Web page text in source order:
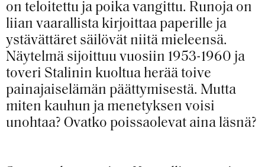
on teloitettu ja poika vangittu. Runoja on
liian vaarallista kirjoittaa paperille ja
ystävättäret säilövät niitä mieleensä.
Näytelmä sijoittuu vuosiin 1953-1960 ja
toveri Stalinin kuoltua herää toive
painajaiselämän päättymisestä. Mutta
miten kauhun ja menetyksen voisi
unohtaa? Ovatko poissaolevat aina läsnä?